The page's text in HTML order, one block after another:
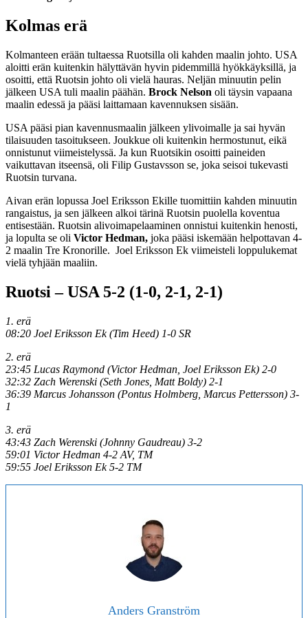
Kolmas erä
Kolmanteen erään tultaessa Ruotsilla oli kahden maalin johto. USA
aloitti erän kuitenkin hälyttävän hyvin pidemmillä hyökkäyksillä, ja
osoitti, että Ruotsin johto oli vielä hauras. Neljän minuutin pelin
jälkeen USA tuli maalin päähän. Brock Nelson oli täysin vapaana
maalin edessä ja pääsi laittamaan kavennuksen sisään.
USA pääsi pian kavennusmaalin jälkeen ylivoimalle ja sai hyvän
tilaisuuden tasoitukseen. Joukkue oli kuitenkin hermostunut, eikä
onnistunut viimeistelyssä. Ja kun Ruotsikin osoitti paineiden
vaikuttavan itseensä, oli Filip Gustavsson se, joka seisoi tukevasti
Ruotsin turvana.
Aivan erän lopussa Joel Eriksson Ekille tuomittiin kahden minuutin
rangaistus, ja sen jälkeen alkoi tärinä Ruotsin puolella koventua
entisestään. Ruotsin alivoimapelaaminen onnistui kuitenkin henosti,
ja lopulta se oli Victor Hedman, joka pääsi iskemään helpottavan 4-
2 maalin Tre Kronorille. Joel Eriksson Ek viimeisteli loppulukemat
vielä tyhjään maaliin.
Ruotsi – USA 5-2 (1-0, 2-1, 2-1)
1. erä
08:20 Joel Eriksson Ek (Tim Heed) 1-0 SR
2. erä
23:45 Lucas Raymond (Victor Hedman, Joel Eriksson Ek) 2-0
32:32 Zach Werenski (Seth Jones, Matt Boldy) 2-1
36:39 Marcus Johansson (Pontus Holmberg, Marcus Pettersson) 3-
1
3. erä
43:43 Zach Werenski (Johnny Gaudreau) 3-2
59:01 Victor Hedman 4-2 AV, TM
59:55 Joel Eriksson Ek 5-2 TM
Anders Granström